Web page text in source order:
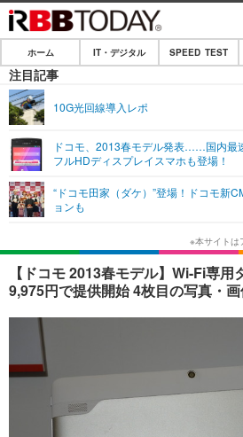
ホーム
IT・デジタル
ネタ
ショッピング
エンタメ
エンタメTOP
音楽
ライフ
ライフTOP
ペット
その他
リリース一覧
プッシュ通知の停止方法
ホーム IT・デジタル SPEED TEST
注目記事
10G光回線導入レポ
ドコモ、2013春モデル発表……国内最
フルHDディスプレイスマホも登場！
“ドコモ田家（ダケ）”登場！ドコモ新
ョンも
【ドコモ 2013春モデル】Wi-Fi専
9,975円で提供開始 4枚目の写真・